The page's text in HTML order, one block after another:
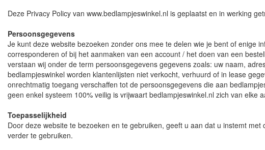
Deze Privacy Policy van www.bedlampjeswinkel.nl is geplaatst en in werking
Persoonsgegevens
Je kunt deze website bezoeken zonder ons mee te delen wie je bent of enige
corresponderen of bij het aanmaken van een account / het doen van een
verstaan wij onder de term persoonsgegevens gegevens zoals: uw naam,
bedlampjeswinkel worden klantenlijsten niet verkocht, verhuurd of in lease
onrechtmatig toegang verschaffen tot de persoonsgegevens die aan
geen enkel systeem 100% veilig is vrijwaart bedlampjeswinkel.nl zich van elke
Toepasselijkheid
Door deze website te bezoeken en te gebruiken, geeft u aan dat u instemt
verder te gebruiken.